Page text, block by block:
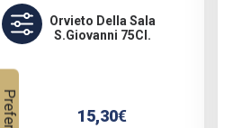
Orvieto Della Sala
S.giovanni 75Cl.
15,30€